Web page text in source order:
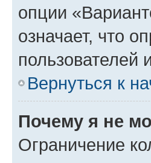
опции
означает, что
пользователей
Вернуться к
Почему я не
Ограничение